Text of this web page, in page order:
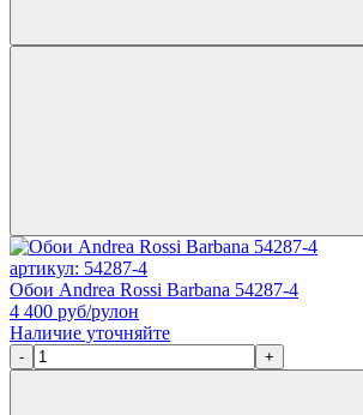
артикул: 54287-4
Обои Andrea Rossi Barbana 54287-4
4 400 руб/рулон
Наличие уточняйте
- +